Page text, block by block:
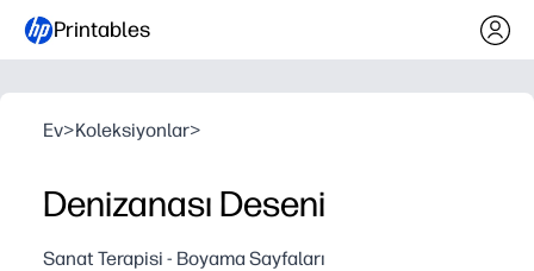
Printables
Ev>Koleksiyonlar>
Denizanası Deseni
Sanat Terapisi - Boyama Sayfaları